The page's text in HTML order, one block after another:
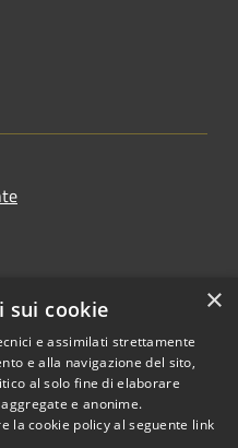
Copyright © 2026 • Comune di
Valbondione • Powered by
×
sui cookie
e assimilati strettamente
e alla navigazione del sito,
al solo fine di elaborare
e anonime.
la cookie policy al seguente link